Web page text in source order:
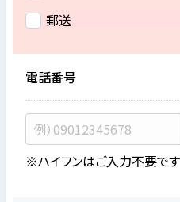
郵送
電話番号
※ハイフンはご入力不要です